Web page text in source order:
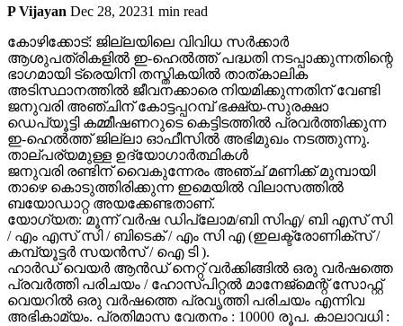
P Vijayan Dec 28, 20231 min read
കോഴിക്കോട്: ജില്ലയിലെ വിവിധ സർക്കാർ
ആശുപത്രികളിൽ ഇ-ഹെൽത്ത് പദ്ധതി നടപ്പാക്കുന്നതിന്റെ
ഭാഗമായി ട്രെയിനി തസ്തികയിൽ താത്കാലിക
അടിസ്ഥാനത്തിൽ ജീവനക്കാരെ നിയമിക്കുന്നതിന് വേണ്ടി
ജനുവരി അഞ്ചിന് കോട്ടപ്പറമ്പ് ഭക്ഷ്യ-സുരക്ഷാ
ഡെപ്യൂട്ടി കമ്മീഷണറുടെ കെട്ടിടത്തിൽ പ്രവർത്തിക്കുന്ന
ഇ-ഹെൽത്ത് ജില്ലാ ഓഫീസിൽ അഭിമുഖം നടത്തുന്നു.
താല്പര്യമുള്ള ഉദ്യോഗാർത്ഥികൾ
ജനുവരി രണ്ടിന് വൈകുന്നേരം അഞ്ച് മണിക്ക് മുമ്പായി
താഴെ കൊടുത്തിരിക്കുന്ന ഇമെയിൽ വിലാസത്തിൽ
ബയോഡാറ്റ അയക്കേണ്ടതാണ്.
യോഗ്യത: മൂന്ന് വർഷ ഡിപ്ലോമ/ബി സിഎ/ ബി എസ് സി
/ എം എസ് സി / ബിടെക് / എം സി എ (ഇലക്ട്രോണിക്സ് /
കമ്പ്യൂട്ടർ സയൻസ് / ഐ ടി ).
ഹാർഡ് വെയർ ആൻഡ് നെറ്റ് വർക്കിങ്ങിൽ ഒരു വർഷത്തെ
പ്രവർത്തി പരിചയം / ഹോസ്പിറ്റൽ മാനേജ്മെന്റ് സോഫ്റ്റ്
വെയറിൽ ഒരു വർഷത്തെ പ്രവൃത്തി പരിചയം എന്നിവ
അഭികാമ്യം. പ്രതിമാസ വേതനം : 10000 രൂപ. കാലാവധി :